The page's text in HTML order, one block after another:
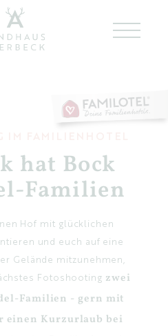
hat Bock
Familien
Hof mit glücklichen
und euch auf eine
Gelände mitzunehmen,
Fotoshooting zwei
Familien - gern mit
einen Kurzurlaub bei